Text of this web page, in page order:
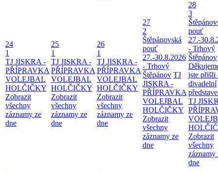
24
1
TJ JISKRA -
PŘÍPRAVKA
VOLEJBAL
HOLČIČKY
Zobrazit
všechny
záznamy ze
dne
25
1
TJ JISKRA -
PŘÍPRAVKA
VOLEJBAL
HOLČIČKY
Zobrazit
všechny
záznamy ze
dne
26
1
TJ JISKRA -
PŘÍPRAVKA
VOLEJBAL
HOLČIČKY
Zobrazit
všechny
záznamy ze
dne
27
2
Štěpánovská
pouť
27.-30.8.2026
- Trhový
Štěpánov TJ
JISKRA -
PŘÍPRAVKA
VOLEJBAL
HOLČIČKY
Zobrazit
všechny
záznamy ze
dne
28
3
pouť
27.-
- Trhový
Štěpánov
jste přišli
divadelní
TJ
Zobrazit
všechny
záznamy
dne